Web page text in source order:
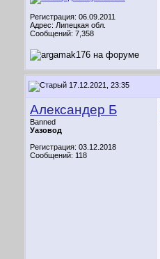
Регистрация: 06.09.2011
Адрес: Липецкая обл.
Сообщений: 7,358
17.12.2021, 23:35
Александер Б
Banned
Уазовод
Регистрация: 03.12.2018
Сообщений: 118